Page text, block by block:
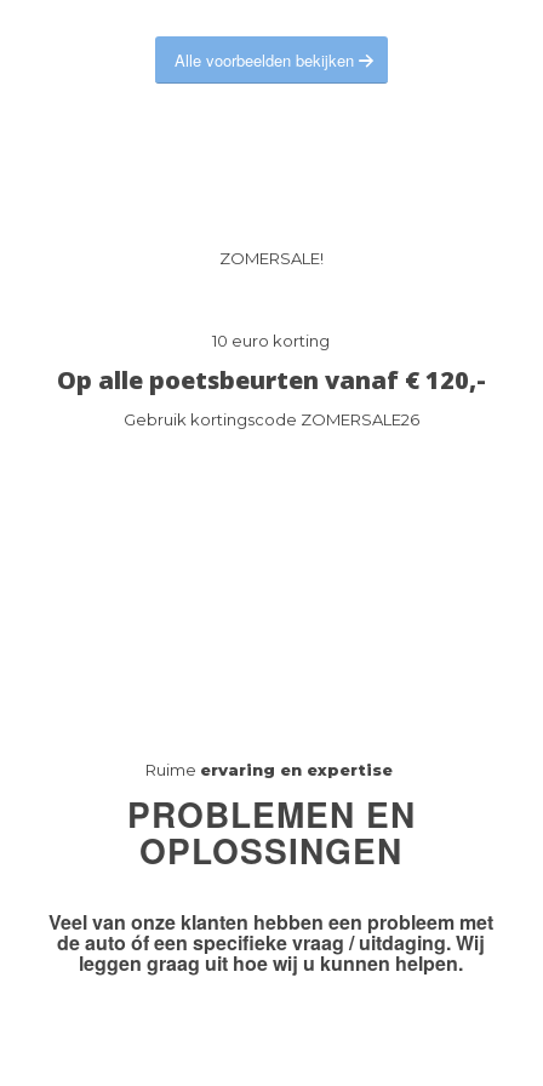
Alle voorbeelden bekijken
ZOMERSALE!
10 euro korting
Op alle poetsbeurten vanaf € 120,-
Gebruik kortingscode ZOMERSALE26
Ruime ervaring en expertise
PROBLEMEN EN
OPLOSSINGEN
Veel van onze klanten hebbeneen probleem met
de auto ófeen specifieke vraag / uitdaging. Wij
leggen graag uit hoe wij u kunnen helpen.